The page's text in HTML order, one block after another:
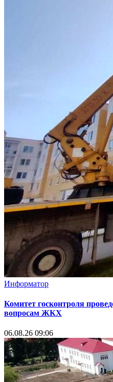
Информатор
Комитет госконтроля
вопросам ЖКХ
06.08.26 09:06